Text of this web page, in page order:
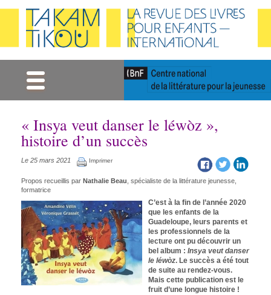
« Insya veut danser le léwòz »,
histoire d’un succès
Le 25 mars 2021 Imprimer
Propos recueillis par Nathalie Beau , spécialiste de la littérature jeunesse,
formatrice
C’est à la fin de l’année 2020
que les enfants de la
Guadeloupe, leurs parents et
les professionnels de la
lecture ont pu découvrir un
bel album : Insya veut danser
le léwòz. Le succès a été tout
de suite au rendez-vous.
Mais cette publication est le
fruit d’une longue histoire !